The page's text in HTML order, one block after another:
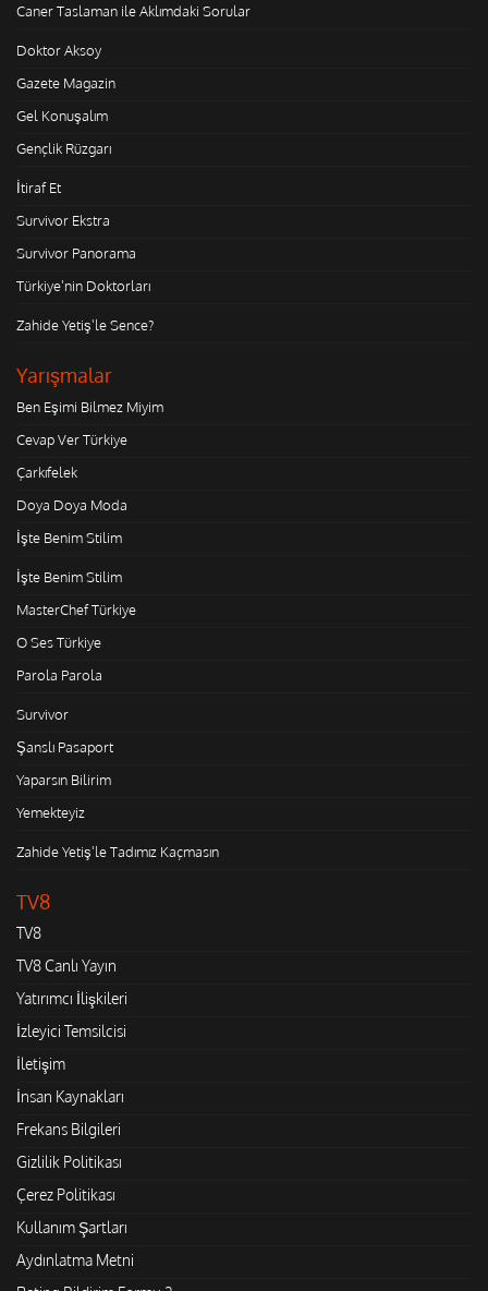
Caner Taslaman ile Aklımdaki Sorular
Doktor Aksoy
Gazete Magazin
Gel Konuşalım
Gençlik Rüzgarı
İtiraf Et
Survivor Ekstra
Survivor Panorama
Türkiye'nin Doktorları
Zahide Yetiş'le Sence?
Yarışmalar
Ben Eşimi Bilmez Miyim
Cevap Ver Türkiye
Çarkıfelek
Doya Doya Moda
İşte Benim Stilim
İşte Benim Stilim
MasterChef Türkiye
O Ses Türkiye
Parola Parola
Survivor
Şanslı Pasaport
Yaparsın Bilirim
Yemekteyiz
Zahide Yetiş'le Tadımız Kaçmasın
TV8
TV8
TV8 Canlı Yayın
Yatırımcı İlişkileri
İzleyici Temsilcisi
İletişim
İnsan Kaynakları
Frekans Bilgileri
Gizlilik Politikası
Çerez Politikası
Kullanım Şartları
Aydınlatma Metni